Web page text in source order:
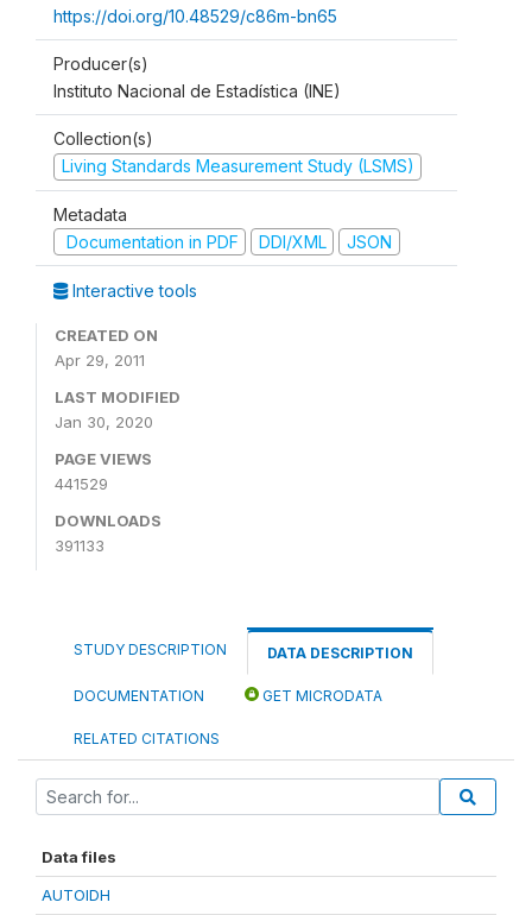
https://doi.org/10.48529/c86m-bn65
Producer(s)
Instituto Nacional de Estadística (INE)
Collection(s)
Living Standards Measurement Study (LSMS)
Metadata
Documentation in PDF
DDI/XML JSON
Interactive tools
CREATED ON
Apr 29, 2011
LAST MODIFIED
Jan 30, 2020
PAGE VIEWS
441529
DOWNLOADS
391133
STUDY DESCRIPTION DATA DESCRIPTION
DOCUMENTATION GET MICRODATA
RELATED CITATIONS
Data files
AUTOIDH